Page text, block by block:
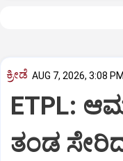
ಕ್ರೀಡೆ AUG 7, 2026, 3:08
ETPL:
ತಂಡ